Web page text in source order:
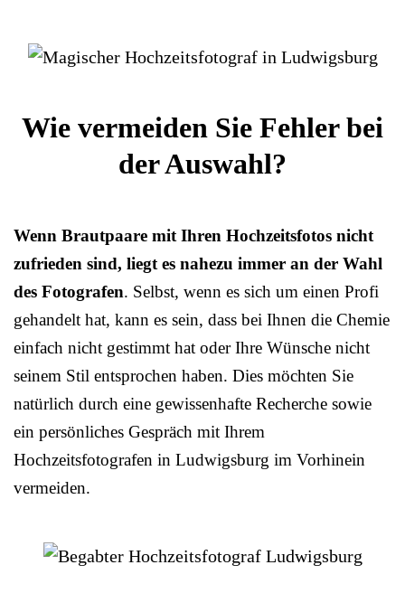
Wie vermeiden Sie Fehler bei
der Auswahl?
Wenn Brautpaare mit Ihren Hochzeitsfotos nicht
zufrieden sind, liegt es nahezu immer an der Wahl
des Fotografen. Selbst, wenn es sich um einen Profi
gehandelt hat, kann es sein, dass bei Ihnen die Chemie
einfach nicht gestimmt hat oder Ihre Wünsche nicht
seinem Stil entsprochen haben. Dies möchten Sie
natürlich durch eine gewissenhafte Recherche sowie
ein persönliches Gespräch mit Ihrem
Hochzeitsfotografen in Ludwigsburg im Vorhinein
vermeiden.